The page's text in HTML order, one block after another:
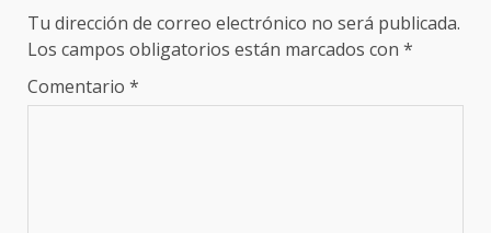
Tu dirección de correo electrónico no será publicada.
Los campos obligatorios están marcados con *
Comentario *